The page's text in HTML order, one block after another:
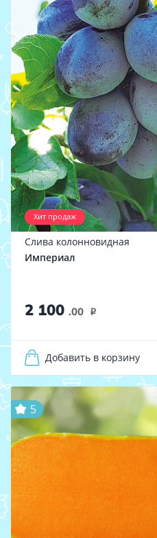
Хит продаж
Слива колонновидная
Империал
2 100 .00 i
Добавить в корзину
5